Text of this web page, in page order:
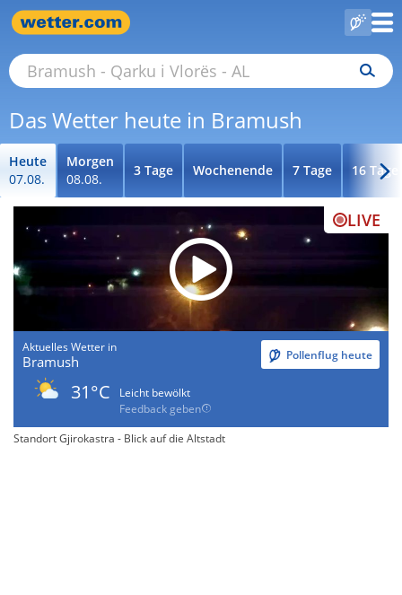
Das Wetter heute in Bramush
Heute
07.08.
Morgen
08.08.
3 Tage Wochenende 7 Tage 16 Tage
LIVE
Aktuelles Wetter in
Bramush Pollenflug heute
31°C
Leicht bewölkt
Feedback geben
Standort Gjirokastra - Blick auf die Altstadt